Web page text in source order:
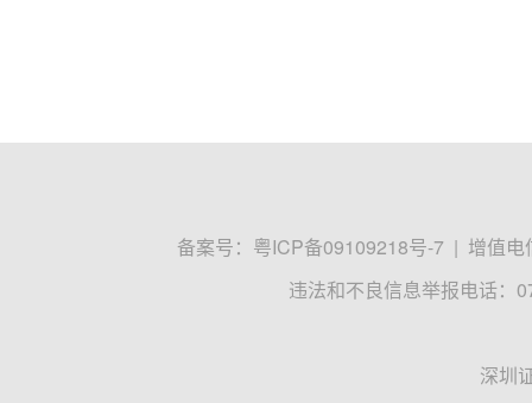
备案号： 粤ICP备09109218号-7 | 增值电
违法和不良信息举报电话：
深圳